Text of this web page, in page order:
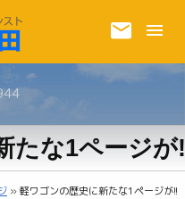
たな1ページが
» 軽ワゴンの歴史に新たな1ページが!!